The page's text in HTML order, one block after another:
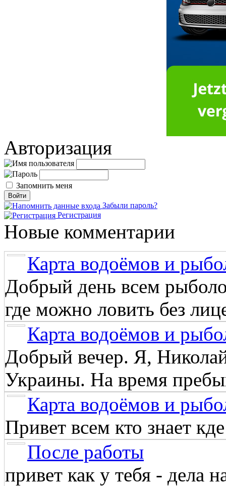
Авторизация
Запомнить меня
Забыли пароль?
Регистрация
Новые комментарии
Карта водоёмов и
Добрый день всем
где можно ловить без
Карта водоёмов и
Добрый вечер. Я,
Украины. На время
Карта водоёмов и
Привет всем кто знает
После работы
привет как у тебя - дела